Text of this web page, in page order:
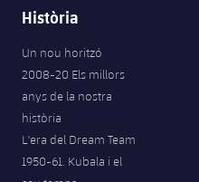
Calendari
Resultats
Classificació
Hockey Herba Masculí
Hockey Herba Femení
Patinatge artístic
plusicon
més
Actualitat
Plantilla
Agenda
Escola de Patinatge
Rugby
Actualitat
Voleibol
plusicon
més
Història
Un nou horitzó
2008-20 Els millors
anys de la nostra
història
L'era del Dream Team
1950-61. Kubala i el